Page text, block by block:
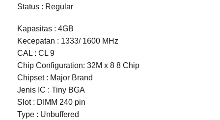
Status : Regular
Kapasitas : 4GB
Kecepatan : 1333/ 1600 MHz
CAL : CL 9
Chip Configuration: 32M x 8 8 Chip
Chipset : Major Brand
Jenis IC : Tiny BGA
Slot : DIMM 240 pin
Type : Unbuffered